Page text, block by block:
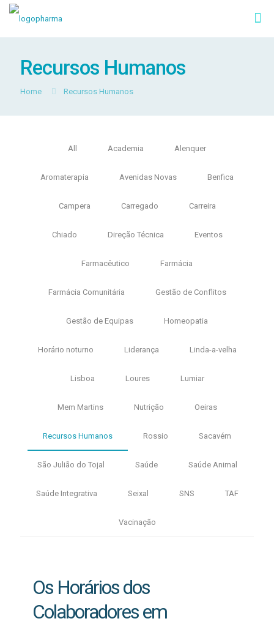
Recursos Humanos
Home Recursos Humanos
All Academia Alenquer
Aromaterapia Avenidas Novas Benfica
Campera Carregado Carreira
Chiado Direção Técnica Eventos
Farmacêutico Farmácia
Farmácia Comunitária Gestão de Conflitos
Gestão de Equipas Homeopatia
Horário noturno Liderança Linda-a-velha
Lisboa Loures Lumiar
Mem Martins Nutrição Oeiras
Recursos Humanos Rossio Sacavém
São Julião do Tojal Saúde Saúde Animal
Saúde Integrativa Seixal SNS TAF
Vacinação
Os Horários dos
Colaboradores em